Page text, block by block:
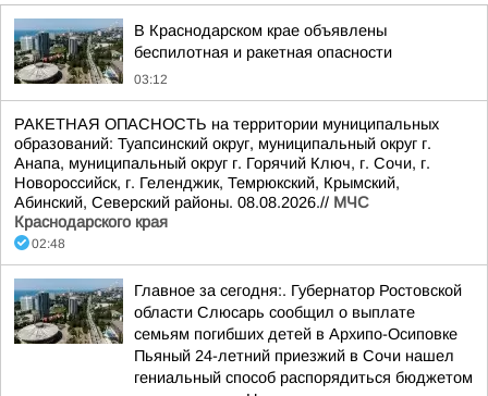
В Краснодарском крае объявлены
беспилотная и ракетная опасности
03:12
РАКЕТНАЯ ОПАСНОСТЬ на территории муниципальных
образований: Туапсинский округ, муниципальный округ г.
Анапа, муниципальный округ г. Горячий Ключ, г. Сочи, г.
Новороссийск, г. Геленджик, Темрюкский, Крымский,
Абинский, Северский районы. 08.08.2026.// МЧС
Краснодарского края
02:48
Главное за сегодня:. Губернатор Ростовской
области Слюсарь сообщил о выплате
семьям погибших детей в Архипо-Осиповке
Пьяный 24-летний приезжий в Сочи нашел
гениальный способ распорядиться бюджетом